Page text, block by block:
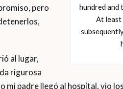
hundred and
At least
pero
al lugar,
rigurosa
mi padre llegó al hospital, vio